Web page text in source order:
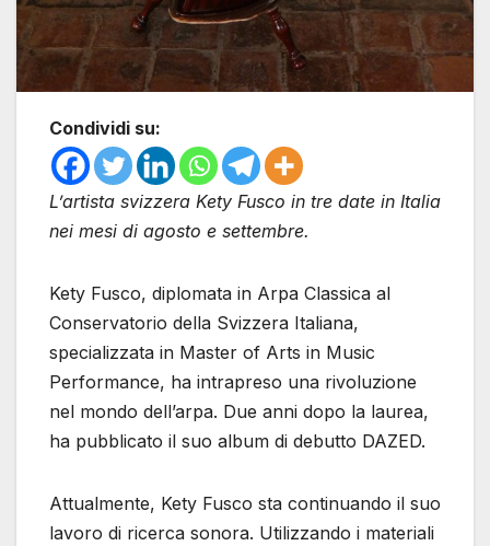
Condividi su:
L’artista svizzera Kety Fusco in tre date in Italia
nei mesi di agosto e settembre.
Kety Fusco, diplomata in Arpa Classica al
Conservatorio della Svizzera Italiana,
specializzata in Master of Arts in Music
Performance, ha intrapreso una rivoluzione
nel mondo dell’arpa. Due anni dopo la laurea,
ha pubblicato il suo album di debutto DAZED.
Attualmente, Kety Fusco sta continuando il suo
lavoro di ricerca sonora. Utilizzando i materiali